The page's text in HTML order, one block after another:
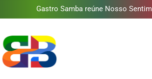
Gastro Samba reúne Nosso
Shopping Grande Rio sorteia
Deputado Reimont quer reduzir
Gastro Samba reúne Nosso
Shopping Grande Rio sorteia
Obra garante a preservação de
Deputado Reimont quer reduzir